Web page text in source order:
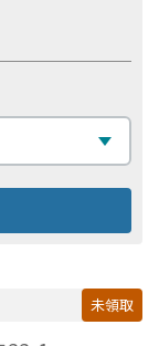
未領取